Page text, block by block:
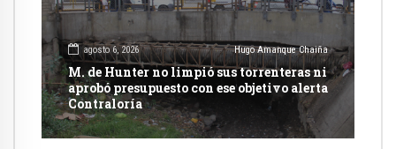
agosto 6, 2026 Hugo Amanque Chaiña
M. de Hunter no limpió sus torrenteras ni
aprobó presupuesto con ese objetivo alerta
Contraloría